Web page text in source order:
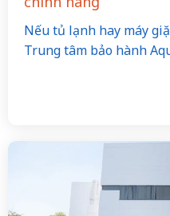
Nếu tủ lạnh hay máy
Trung tâm bảo hành